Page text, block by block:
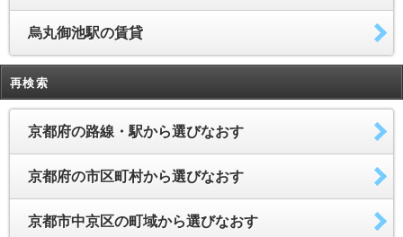
烏丸御池駅の賃貸
再検索
京都府の路線・駅から選びなおす
京都府の市区町村から選びなおす
京都市中京区の町域から選びなおす